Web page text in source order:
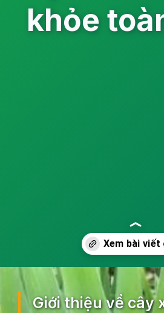
khỏe
Đang mở https://ocopaz.vn/xa-
Giới thiệu về cây